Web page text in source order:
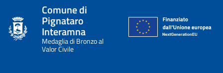
Comune di
Pignataro
Interamna
Medaglia di Bronzo al
Valor Civile